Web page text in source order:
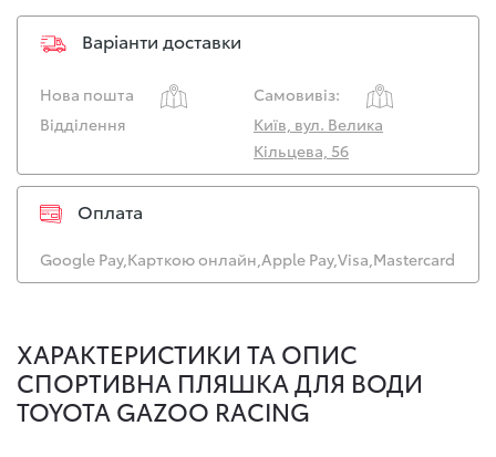
Варіанти доставки
Нова пошта
Самовивіз:
Відділення
Київ, вул. Велика
Кільцева, 56
Оплата
Google Pay,Карткою онлайн,Apple Pay,Visa,Mastercard
ХАРАКТЕРИСТИКИ ТА ОПИС
СПОРТИВНА ПЛЯШКА ДЛЯ ВОДИ
TOYOTA GAZOO RACING